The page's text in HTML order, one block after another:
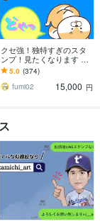
クセ強！独特すぎのスタ
ンプ！見たくなります 大
手企業様お墨付きクオリ
ティ！キャラ映え間違い
ナシ！
5.0 (374)
fumi02
15,000 円